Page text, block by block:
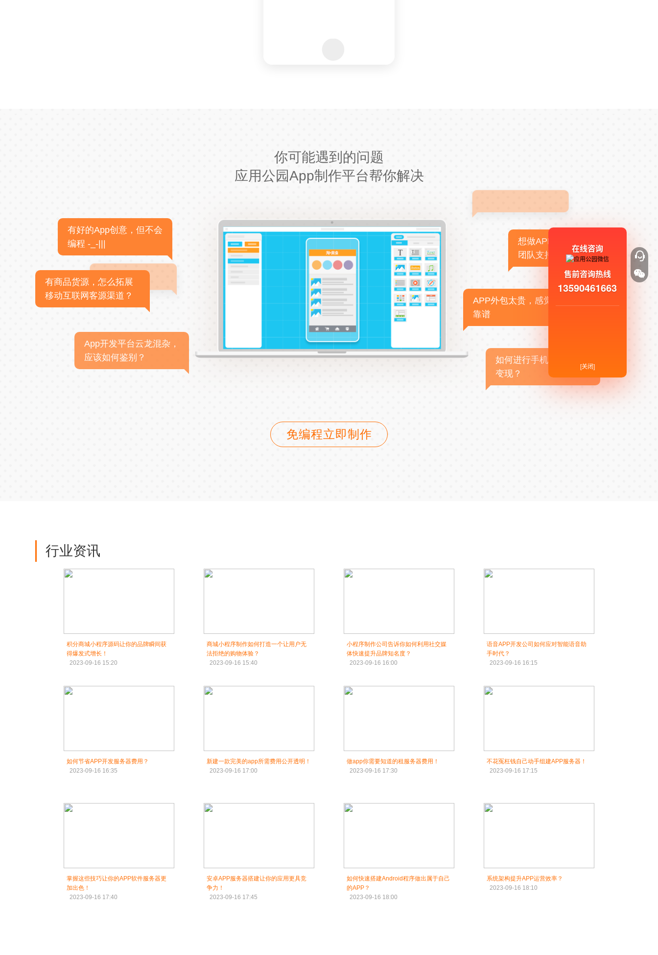
你可能遇到的问题
应用公园App制作平台帮你解决
有好的App创意，但不会
编程 -_-|||
有商品货源，怎么拓展
移动互联网客源渠道？
App开发平台云龙混杂，
应该如何鉴别？
想做APP，但没有技术
团队支持
APP外包太贵，感觉不
靠谱
如何进行手机APP商业
变现？
免编程立即制作
行业资讯
积分商城小程序源码让你的品牌瞬间获
得爆发式增长！
2023-09-16 15:20
商城小程序制作如何打造一个让用户无
法拒绝的购物体验？
2023-09-16 15:40
小程序制作公司告诉你如何利用社交媒
体快速提升品牌知名度？
2023-09-16 16:00
语音APP开发公司如何应对智能语音助
手时代？
2023-09-16 16:15
如何节省APP开发服务器费用？
2023-09-16 16:35
新建一款完美的app所需费用公开透明！
2023-09-16 17:00
做app你需要知道的租服务器费用！
2023-09-16 17:30
不花冤枉钱自己动手组建APP服务器！
2023-09-16 17:15
掌握这些技巧让你的APP软件服务器更
加出色！
2023-09-16 17:40
安卓APP服务器搭建让你的应用更具竞
争力！
2023-09-16 17:45
如何快速搭建Android程序做出属于自己
的APP？
2023-09-16 18:00
系统架构提升APP运营效率？
2023-09-16 18:10
在线咨询
售前咨询热线
13590461663
[关闭]